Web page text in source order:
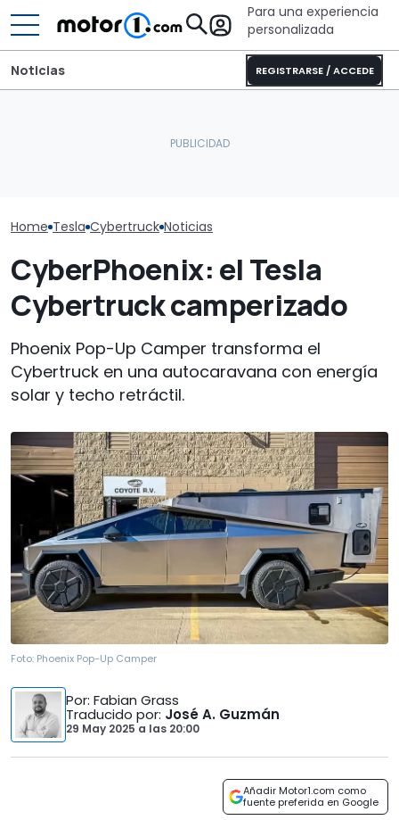
Para una experiencia
personalizada
REGISTRARSE / ACCEDE
Noticias
Home Tesla Cybertruck Noticias
CyberPhoenix: el Tesla
Cybertruck camperizado
Phoenix Pop-Up Camper transforma el
Cybertruck en una autocaravana con energía
solar y techo retráctil.
Foto: Phoenix Pop-Up Camper
Por: Fabian Grass
Traducido por: José A. Guzmán
29 May 2025 a las 20:00
Añadir Motor1.com como
fuente preferida en Google